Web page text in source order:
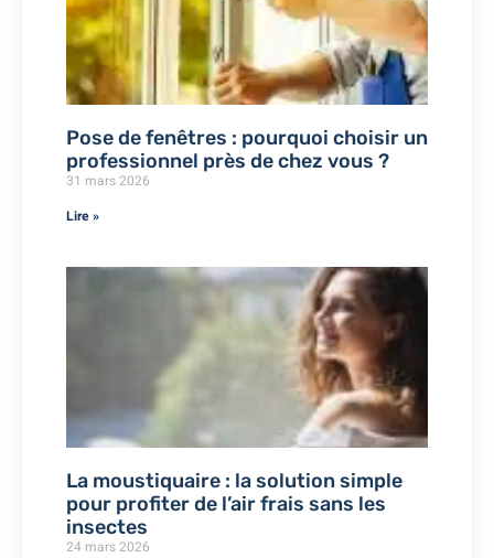
Pose de fenêtres : pourquoi choisir un
professionnel près de chez vous ?
31 mars 2026
Lire »
La moustiquaire : la solution simple
pour profiter de l’air frais sans les
insectes
24 mars 2026